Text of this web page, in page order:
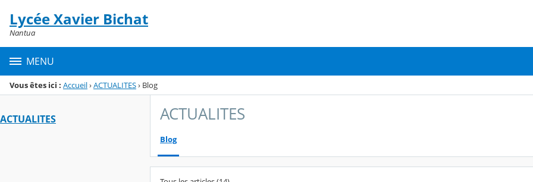
Menu de la rubrique
Contenu
Lycée Xavier Bichat
Nantua
MENU
Vous êtes ici : Accueil›ACTUALITES› Blog
ACTUALITES ACTUALITES
Blog